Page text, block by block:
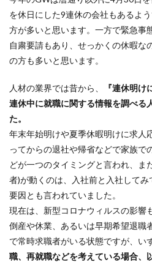
を休日にした9連休の会社もあるよ
方が多いと思います。一方で緊急事
自粛要請もあり、せっかくの休暇な
の方も多いと思います。
人材の業界では昔から、
『連休明け
連休中に就職に関する情報を調べる
た。
年末年始明けや夏季休暇明けに求人
ってからの退社や帰省などで家族で
どが一つのタイミングと言われ、ま
者)が動くのは、入社前と入社して
要因とも言われていました。
現在は、新型コロナウィルスの影響
倒産や休業、あるいは早期希望退職
で常時求職者がいる状態ですが、い
職、再就職などを考えている場合、